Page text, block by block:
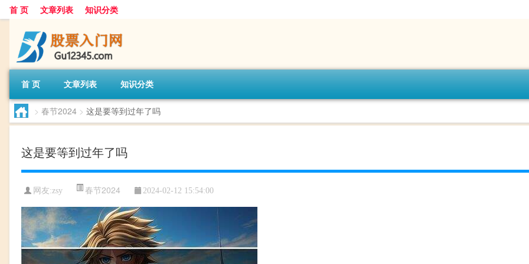
首 页 文章列表 知识分类
首 页 文章列表 知识分类
> 春节2024 > 这是要等到过年了吗
这是要等到过年了吗
网友:zsy 春节2024 2024-02-12 15:54:00